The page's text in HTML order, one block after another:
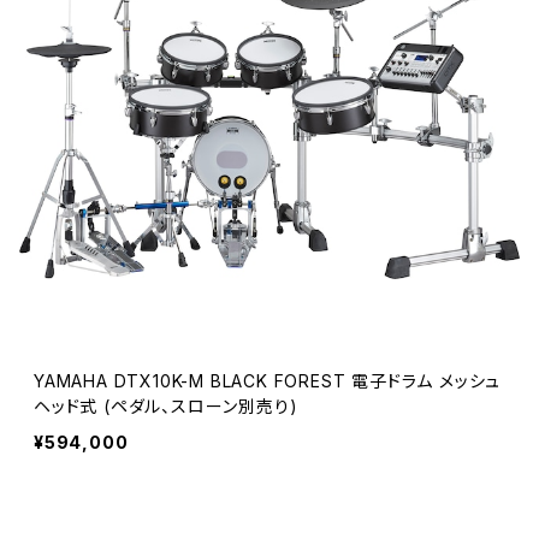
YAMAHA DTX10K-M BLACK FOREST 電子ドラム メッシュ
ヘッド式 (ペダル、スローン別売り)
¥594,000